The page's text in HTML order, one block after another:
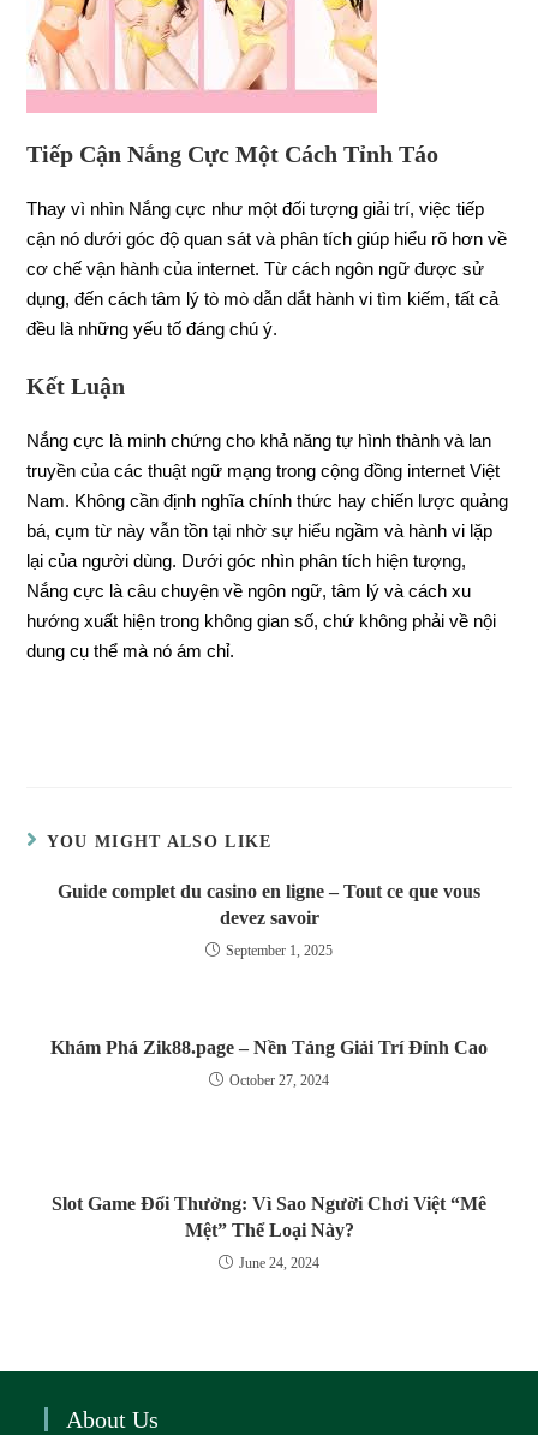
Tiếp Cận Nắng Cực Một Cách Tỉnh Táo
Thay vì nhìn Nắng cực như một đối tượng giải trí, việc tiếp
cận nó dưới góc độ quan sát và phân tích giúp hiểu rõ hơn về
cơ chế vận hành của internet. Từ cách ngôn ngữ được sử
dụng, đến cách tâm lý tò mò dẫn dắt hành vi tìm kiếm, tất cả
đều là những yếu tố đáng chú ý.
Kết Luận
Nắng cực là minh chứng cho khả năng tự hình thành và lan
truyền của các thuật ngữ mạng trong cộng đồng internet Việt
Nam. Không cần định nghĩa chính thức hay chiến lược quảng
bá, cụm từ này vẫn tồn tại nhờ sự hiểu ngầm và hành vi lặp
lại của người dùng. Dưới góc nhìn phân tích hiện tượng,
Nắng cực là câu chuyện về ngôn ngữ, tâm lý và cách xu
hướng xuất hiện trong không gian số, chứ không phải về nội
dung cụ thể mà nó ám chỉ.
YOU MIGHT ALSO LIKE
Guide complet du casino en ligne – Tout ce que vous
devez savoir
September 1, 2025
Khám Phá Zik88.page – Nền Tảng Giải Trí Đỉnh Cao
October 27, 2024
Slot Game Đổi Thưởng: Vì Sao Người Chơi Việt “Mê
Mệt” Thể Loại Này?
June 24, 2024
About Us